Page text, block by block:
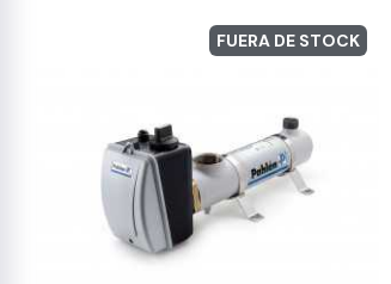
FUERA DE STOCK